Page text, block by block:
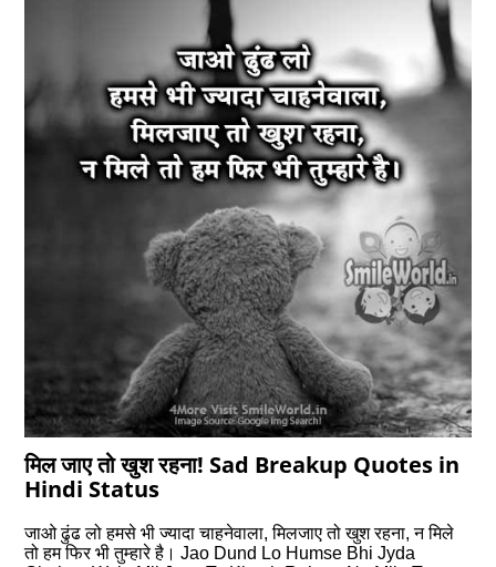
मिल जाए तो खुश रहना! Sad Breakup Quotes in
Hindi Status
जाओ ढुंढ लो हमसे भी ज्‍यादा चाहनेवाला, मिलजाए तो खुश रहना, न मिले
तो हम फिर भी तुम्‍हारे है। Jao Dund Lo Humse Bhi Jyda